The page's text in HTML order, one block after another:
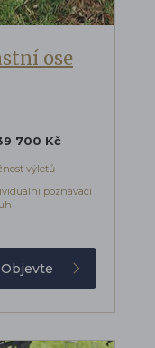
ose
700 Kč
výletů
poznávací
Objevte